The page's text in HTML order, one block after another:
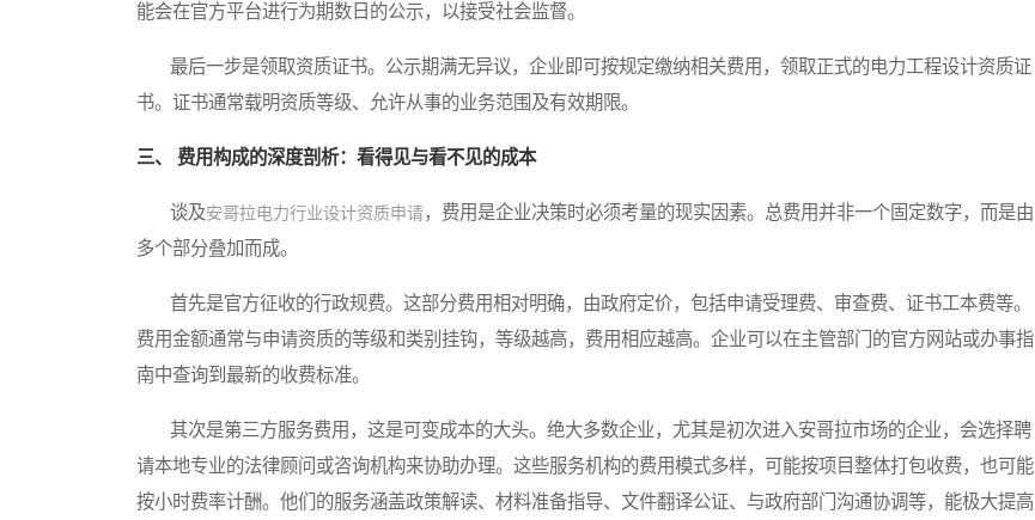
能会在官方平台进行为期数日的公示，以接受社会监督。
最后一步是领取资质证书。公示期满无异议，企业即可按规定缴纳相关费用，领取正式的电力工程设计资质证
书。证书通常载明资质等级、允许从事的业务范围及有效期限。
三、 费用构成的深度剖析：看得见与看不见的成本
谈及安哥拉电力行业设计资质申请，费用是企业决策时必须考量的现实因素。总费用并非一个固定数字，而是由
多个部分叠加而成。
首先是官方征收的行政规费。这部分费用相对明确，由政府定价，包括申请受理费、审查费、证书工本费等。
费用金额通常与申请资质的等级和类别挂钩，等级越高，费用相应越高。企业可以在主管部门的官方网站或办事指
南中查询到最新的收费标准。
其次是第三方服务费用，这是可变成本的大头。绝大多数企业，尤其是初次进入安哥拉市场的企业，会选择聘
请本地专业的法律顾问或咨询机构来协助办理。这些服务机构的费用模式多样，可能按项目整体打包收费，也可能
按小时费率计酬。他们的服务涵盖政策解读、材料准备指导、文件翻译公证、与政府部门沟通协调等，能极大提高